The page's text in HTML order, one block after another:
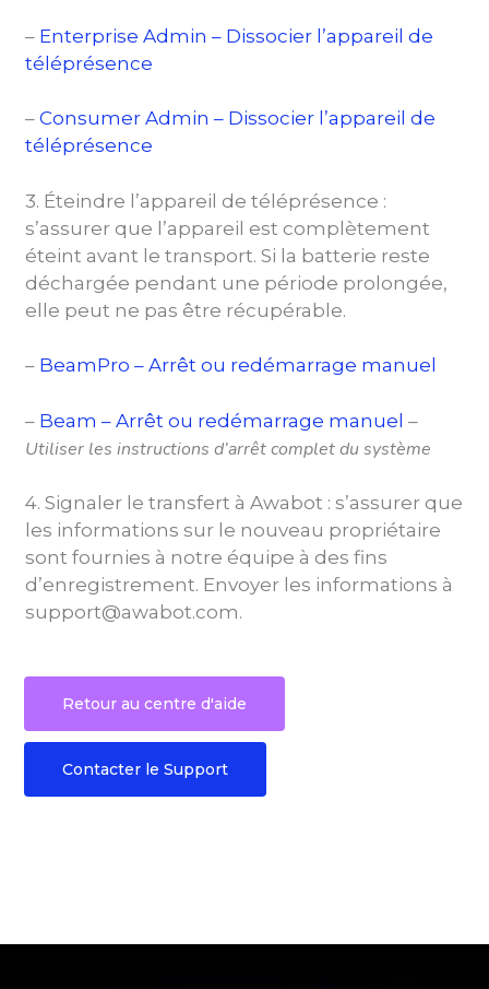
– Enterprise Admin – Dissocier l’appareil de
téléprésence
– Consumer Admin – Dissocier l’appareil de
téléprésence
3. Éteindre l’appareil de téléprésence :
s’assurer que l’appareil est complètement
éteint avant le transport. Si la batterie reste
déchargée pendant une période prolongée,
elle peut ne pas être récupérable.
– BeamPro – Arrêt ou redémarrage manuel
– Beam – Arrêt ou redémarrage manuel –
Utiliser les instructions d’arrêt complet du système
4. Signaler le transfert à Awabot : s’assurer que
les informations sur le nouveau propriétaire
sont fournies à notre équipe à des fins
d’enregistrement. Envoyer les informations à
support@awabot.com.
Retour au centre d'aide
Contacter le Support